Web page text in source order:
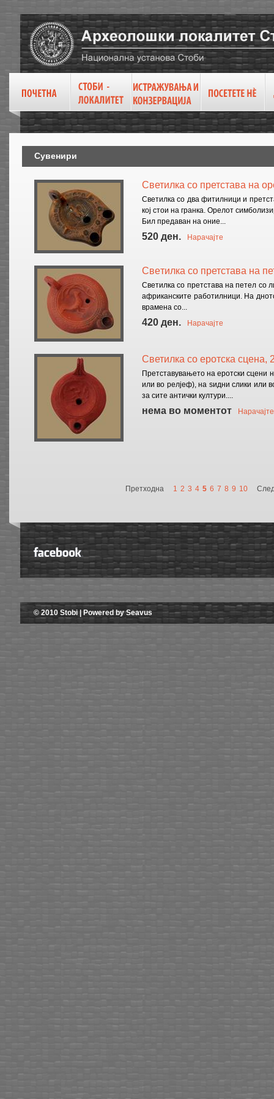
Сувенири
Светилка со претстава на
Светилка со два фитилници и
кој стои на гранка. Орелот
Бил предаван на оние...
520 ден. Нарачајте
Свeтилка со претстава на
Светилка со претстава на петел со
афри­кан­ски­те работилници. На
врамена со...
420 ден. Нарачајте
Светилка со еротска сцена,
Претставувањето на еротски сцени
или во релјеф), на ѕидни слики или
за сите антички култури....
нема во моментот Нарачајте
Претходна 1 2 3 4 5 6 7 8 9 10
© 2010 Stobi | Powered by Seavus